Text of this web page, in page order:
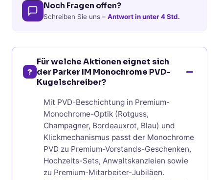
Noch Fragen offen?
Schreiben Sie uns – Antwort in unter 4 Std.
?
Für welche Aktionen eignet sich
der Parker IM Monochrome PVD-
Kugelschreiber?
Mit PVD-Beschichtung in Premium-
Monochrome-Optik (Rotguss,
Champagner, Bordeauxrot, Blau) und
Klickmechanismus passt der Monochrome
PVD zu Premium-Vorstands-Geschenken,
Hochzeits-Sets, Anwaltskanzleien sowie
zu Premium-Mitarbeiter-Jubiläen.